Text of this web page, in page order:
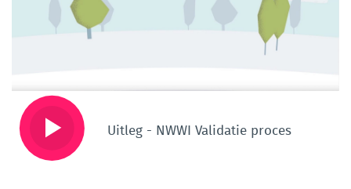
Uitleg - NWWI Validatie proces